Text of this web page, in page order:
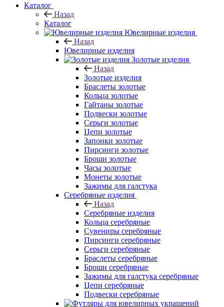
Каталог
Назад
Каталог
Ювелирные изделия
Назад
Ювелирные изделия
Золотые изделия
Назад
Золотые изделия
Браслеты золотые
Кольца золотые
Гайтаны золотые
Подвески золотые
Серьги золотые
Цепи золотые
Запонки золотые
Пирсинги золотые
Броши золотые
Часы золотые
Монеты золотые
Зажимы для галстука
Серебряные изделия
Назад
Серебряные изделия
Кольца серебряные
Сувениры серебряные
Пирсинги серебряные
Серьги серебряные
Браслеты серебряные
Броши серебряные
Зажимы для галстука серебряные
Цепи серебряные
Подвески серебряные